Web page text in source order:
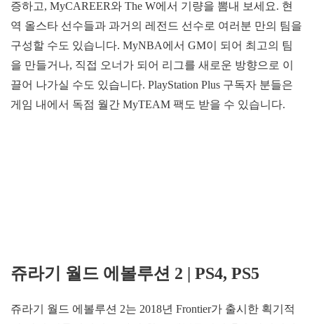
증하고, MyCAREER와 The W에서 기량을 뽐내 보세요. 현
역 올스타 선수들과 과거의 레전드 선수로 여러분 만의 팀을
구성할 수도 있습니다. MyNBA에서 GM이 되어 최고의 팀
을 만들거나, 직접 오너가 되어 리그를 새로운 방향으로 이
끌어 나가실 수도 있습니다. PlayStation Plus 구독자 분들은
게임 내에서 독점 월간 MyTEAM 팩도 받을 수 있습니다.
쥬라기 월드 에볼루션 2 | PS4, PS5
쥬라기 월드 에볼루션 2는 2018년 Frontier가 출시한 획기적